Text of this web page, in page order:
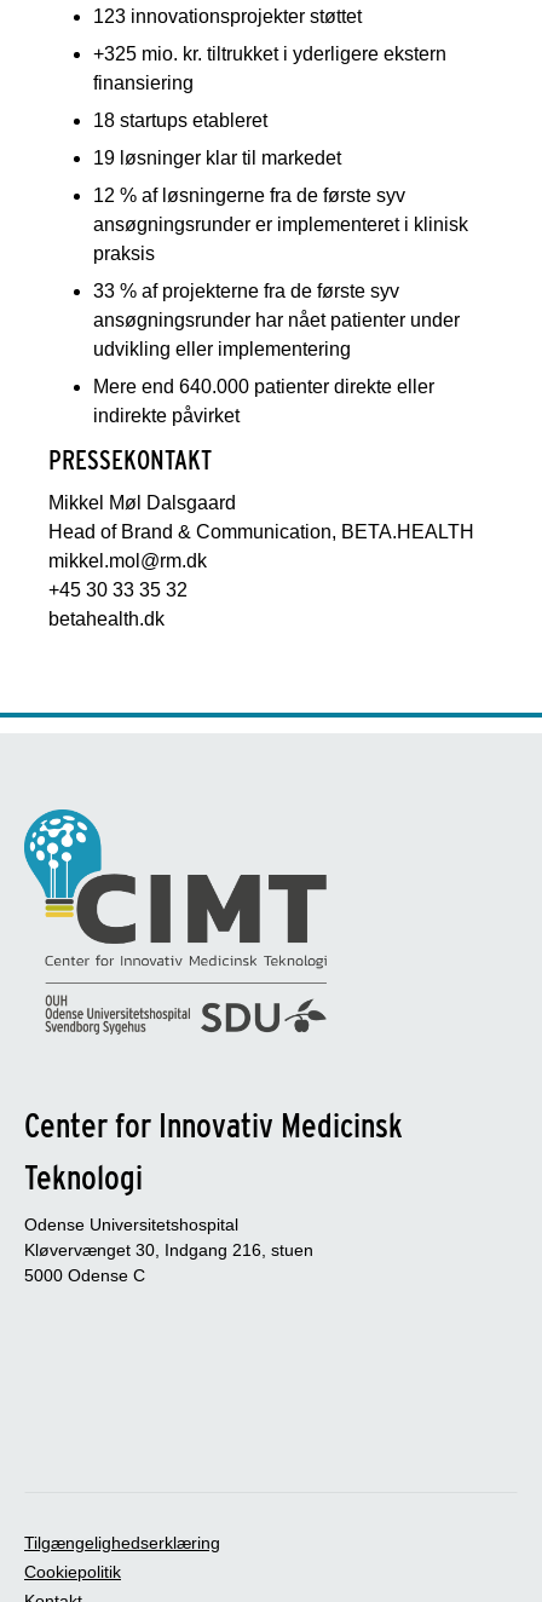
123 innovationsprojekter støttet
+325 mio. kr. tiltrukket i yderligere ekstern
finansiering
18 startups etableret
19 løsninger klar til markedet
12 % af løsningerne fra de første syv
ansøgningsrunder er implementeret i klinisk
praksis
33 % af projekterne fra de første syv
ansøgningsrunder har nået patienter under
udvikling eller implementering
Mere end 640.000 patienter direkte eller
indirekte påvirket
PRESSEKONTAKT
Mikkel Møl Dalsgaard
Head of Brand & Communication, BETA.HEALTH
mikkel.mol@rm.dk
+45 30 33 35 32
betahealth.dk
Center for Innovativ Medicinsk
Teknologi
Odense Universitetshospital
Kløvervænget 30, Indgang 216, stuen
5000 Odense C
Tilgængelighedserklæring
Cookiepolitik